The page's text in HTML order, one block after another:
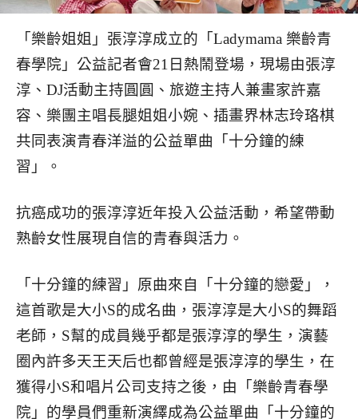
「樂齡姐姐」張淳淳成立的「Ladymama 樂齡青
春學院」公益記者會21日熱鬧登場，現場由張淳
淳、DJ活動主持圓圓、旅遊主持人兼畫家許嘉
容、樂團主唱長腿姐姐小婉、插畫界林志玲珞棋
共同表演青春洋溢的公益單曲「十分鐘的練
習」。
抗癌成功的張淳淳近年投入公益活動，希望帶動
熟齡女性展現自信的青春與活力。
「十分鐘的練習」原曲來自「十分鐘的戀愛」，
這首歌是大小S的成名曲，張淳淳是大小S的舞蹈
老師，S幫的成員幾乎都是張淳淳的學生，演藝
圈內許多天王天后也都曾經是張淳淳的學生，在
獲得小S和唱片公司支持之後，由「樂齡青春學
院」的學員們重新演繹成為公益單曲「十分鐘的